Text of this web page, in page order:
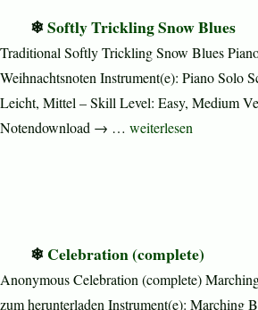
Softly Trickling Snow Blues
Traditional Softly Trickling Snow Blues
Weihnachtsnoten Instrument(e): Piano Solo
Leicht, Mittel – Skill Level: Easy, Medium
Notendownload → … „Softly Trickling Snow
weiterlesen
Celebration (complete)
Anonymous Celebration (complete)
zum herunterladen Instrument(e): Marching